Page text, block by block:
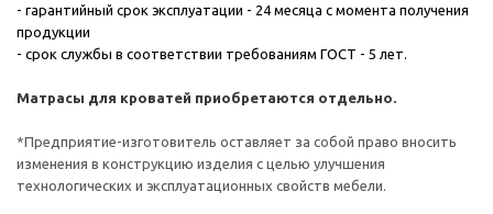
- гарантийный срок эксплуатации - 24 месяца с момента получения
продукции
- срок службы в соответствии требованиям ГОСТ - 5 лет.
Матрасы для кроватей приобретаются отдельно.
*Предприятие-изготовитель оставляет за собой право вносить
изменения в конструкцию изделия с целью улучшения
технологических и эксплуатационных свойств мебели.